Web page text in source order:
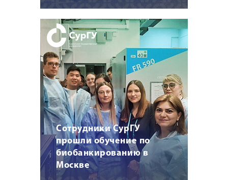
Сотрудники СурГУ
прошли обучение по
биобанкированию в
Москве